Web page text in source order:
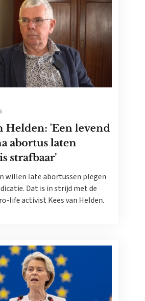
Helden: 'Een levend
abortus laten
strafbaar'
willen late abortussen plegen
Dat is in strijd met de
life activist Kees van Helden.